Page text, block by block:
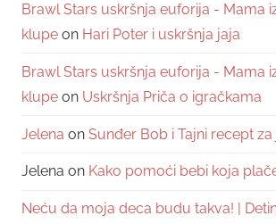
Brawl Stars uskršnja euforija - Mama
klupe on Hari Poter i uskršnja jaja
Brawl Stars uskršnja euforija - Mama
klupe on Uskršnja Priča o igračkama
Jelena on Sunđer Bob i Tajni recept za
Jelena on Kako pomoći bebi koja
Neću da moja deca budu takva! |